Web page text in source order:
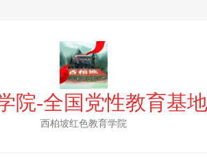
院-全国党性教育基
西柏坡红色教育学院